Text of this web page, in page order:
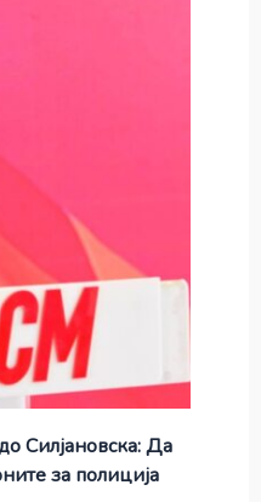
Силјановска: Да
за полиција